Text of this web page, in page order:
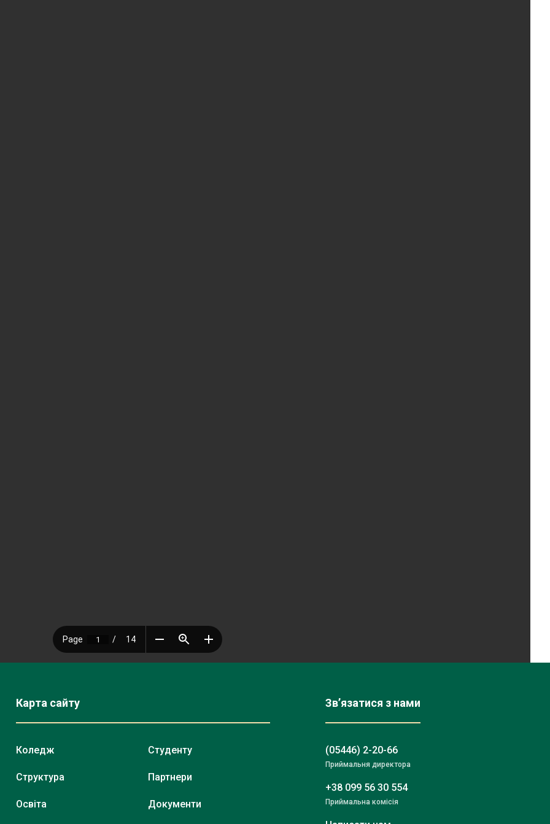
Карта сайту
Коледж
Структура
Освіта
Студенту
Партнери
Документи
Зв’язатися з нами
(05446) 2-20-66
Приймальня директора
+38 099 56 30 554
Приймальна комісія